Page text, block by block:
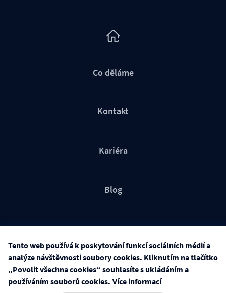
Co děláme
Kontakt
Kariéra
Blog
©2026 Freely agency All rights reserved. IČ: 057 58 319 |
Ochrana osobních údajů|Používání cookies
Tento web používá k poskytování funkcí sociálních médií a
analýze návštěvnosti soubory cookies. Kliknutím na tlačítko
„Povolit všechna cookies“ souhlasíte s ukládáním a
používáním souborů cookies. Více informací